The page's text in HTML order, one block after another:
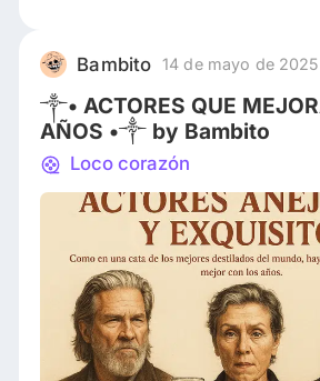
montaje hecho por Stanley
cambiaba para siempre. A partir
momento se designó a ese día
Bambito 14 de mayo de 2025
༒• ACTORES QUE
AÑOS •༒ by Bambito
Loco corazón